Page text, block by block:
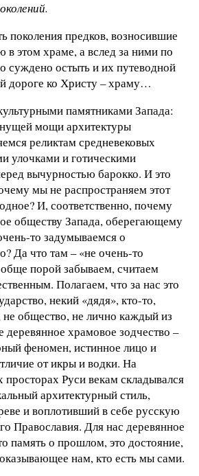
поколения предков, возносившие
в этом храме, а вслед за ними по
суждено остыть и их путеводной
дороге ко Христу – храму…
памятниками Запада:
мощи архитектуры
реликтам средневековых
улочками и готическими
вычурностью барокко. И это
мы не распространяем этот
И, соответственно, почему
обществу Запада, оберегающему
то задумываемся о
Да что там – «не очень-то
порой забываем, считаем
Полагаем, что за нас это
некий «дядя», кто-то,
общество, не лично каждый из
деревянное храмовое зодчество –
феномен, истинное лицо и
от икры и водки. На
просторах Руси векам складывался
архитектурный стиль,
и воплотивший в себе русскую
Православия. Для нас деревянное
память о прошлом, это достояние,
нам, кто есть мы сами.